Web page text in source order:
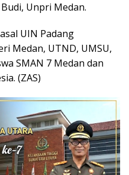
Unpri Medan.
UIN Padang
Medan, UTND, UMSU,
SMAN 7 Medan dan
(ZAS)